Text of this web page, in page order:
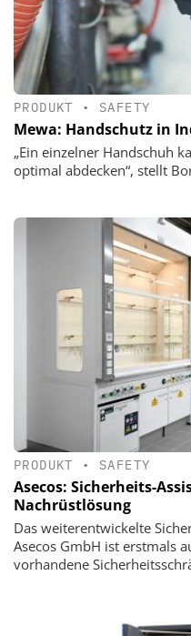
PRODUKT • SAFETY
Mewa: Handschutz in
„Ein einzelner Handschuh
optimal abdecken“, stellt
PRODUKT • SAFETY
Asecos: Sicherheits-
Nachrüstlösung
Das weiterentwickelte
Asecos GmbH ist erstmals
vorhandene